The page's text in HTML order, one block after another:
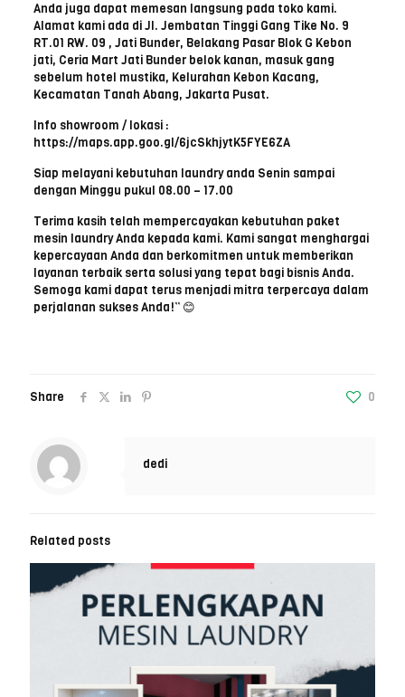
Anda juga dapat memesan langsung pada toko kami.
Alamat kami ada di Jl. Jembatan Tinggi Gang Tike No. 9
RT.01 RW. 09 , Jati Bunder, Belakang Pasar Blok G Kebon
jati, Ceria Mart Jati Bunder belok kanan, masuk gang
sebelum hotel mustika, Kelurahan Kebon Kacang,
Kecamatan Tanah Abang, Jakarta Pusat.
Info showroom / lokasi :
https://maps.app.goo.gl/6jcSkhjytK5FYE6ZA
Siap melayani kebutuhan laundry anda Senin sampai
dengan Minggu pukul 08.00 – 17.00
Terima kasih telah mempercayakan kebutuhan paket
mesin laundry Anda kepada kami. Kami sangat menghargai
kepercayaan Anda dan berkomitmen untuk memberikan
layanan terbaik serta solusi yang tepat bagi bisnis Anda.
Semoga kami dapat terus menjadi mitra terpercaya dalam
perjalanan sukses Anda!” 😊
Share 0
dedi
Related posts